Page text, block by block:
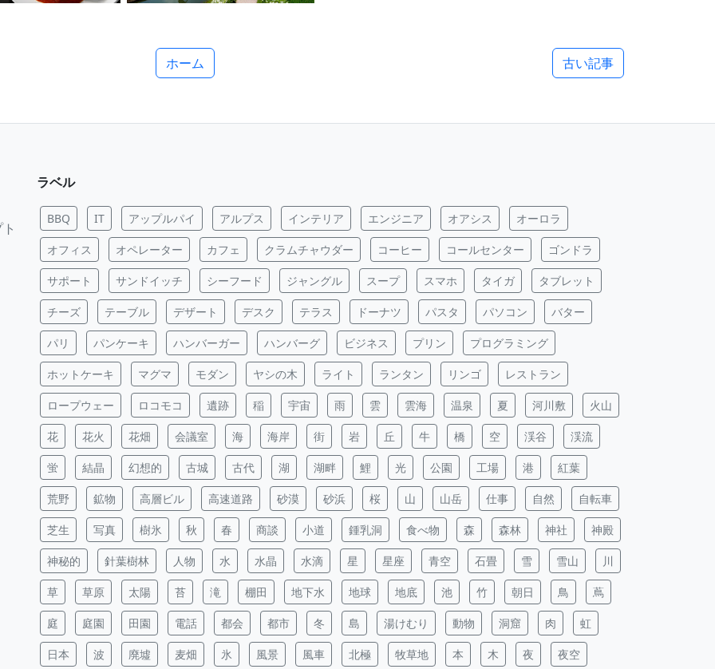
ホーム 古い記事
ラベル
BBQ IT アップルパイ アルプス インテリア エンジニア オアシス オーロラ
オフィス オペレーター カフェ クラムチャウダー コーヒー コールセンター ゴンドラ
サポート サンドイッチ シーフード ジャングル スープ スマホ タイガ タブレット
チーズ テーブル デザート デスク テラス ドーナツ パスタ パソコン バター
パリ パンケーキ ハンバーガー ハンバーグ ビジネス プリン プログラミング
ホットケーキ マグマ モダン ヤシの木 ライト ランタン リンゴ レストラン
ロープウェー ロコモコ 遺跡 稲 宇宙 雨 雲 雲海 温泉 夏 河川敷 火山
花 花火 花畑 会議室 海 海岸 街 岩 丘 牛 橋 空 渓谷 渓流
蛍 結晶 幻想的 古城 古代 湖 湖畔 鯉 光 公園 工場 港 紅葉
荒野 鉱物 高層ビル 高速道路 砂漠 砂浜 桜 山 山岳 仕事 自然 自転車
芝生 写真 樹氷 秋 春 商談 小道 鍾乳洞 食べ物 森 森林 神社 神殿
神秘的 針葉樹林 人物 水 水晶 水滴 星 星座 青空 石畳 雪 雪山 川
草 草原 太陽 苔 滝 棚田 地下水 地球 地底 池 竹 朝日 鳥 蔦
庭 庭園 田園 電話 都会 都市 冬 島 湯けむり 動物 洞窟 肉 虹
日本 波 廃墟 麦畑 氷 風景 風車 北極 牧草地 本 木 夜 夜空